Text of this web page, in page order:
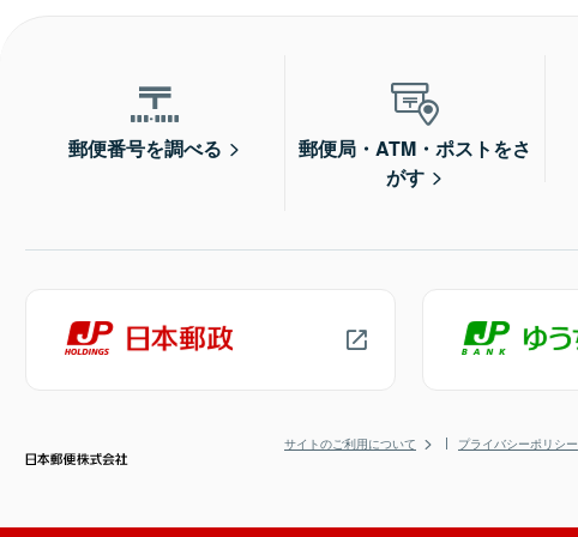
郵便番号を調べる
郵便局・ATM・ポストをさ
がす
サイトのご利用について プライバシーポリシー